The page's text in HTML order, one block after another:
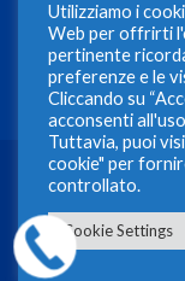
Questo
campo
deve
essere
© 2025 - PA - 287851
x-
Utilizziamo i
Web per offrirti
pertinente
preferenze e le
Cliccando su
acconsenti
Tuttavia, puoi
cookie" per
controllato.
Cookie Settings